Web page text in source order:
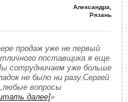
Александра
Рязань
продаж уже не первый
поставщика я еще
сотрудничаем уже больше
не было ни разу.Сергей
вопросы
далее]»